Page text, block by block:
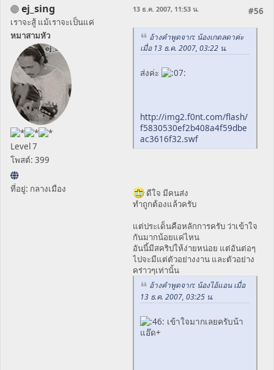
ej_sing
เราจะสู้ แม้เราจะเป็นแค่
หมาสามหัว
Level 7
โพสต์: 399
ที่อยู่: กลางเมือง
#56
13 ธ.ค. 2007, 11:53 น.
อ้างคำพูดจาก: น้องเกดลดาค่ะ
เมื่อ 13 ธ.ค. 2007, 03:22 น.
ส่งค่ะ
http://img2.f0nt.com/flash/
f5830530ef2b408a4f59dbe
ac3616f32.swf
ดีใจ มีคนส่ง
ทำถูกต้องแล้วครับ
แต่ประเด็นคือหลักการครับ ว่าเข้าใจ
กันมากน้อยแค่ไหน
อันนี้มีสคริปให้ง่ายหน่อย แต่อันต่อๆ
ไปจะมีแต่ตัวอย่างงาน และตัวอย่าง
คร่าวๆเท่านั้น
อ้างคำพูดจาก: น้องไอ้แอน เมื่อ
13 ธ.ค. 2007, 03:25 น.
เข้าใจมากเลยครับน้า
แอ๊ด+